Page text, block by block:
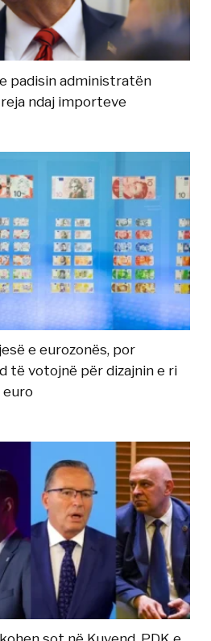
padisin administratën
ndaj importeve
e eurozonës, por
të votojnë për dizajnin e ri
euro